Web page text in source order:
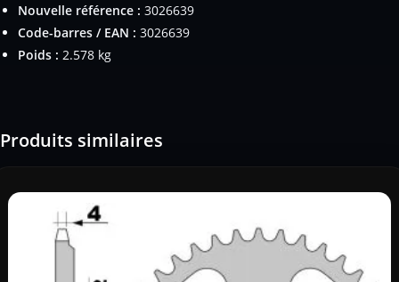
Nouvelle référence : 3026639
Code-barres / EAN : 3026639
Poids : 2.578 kg
Produits similaires